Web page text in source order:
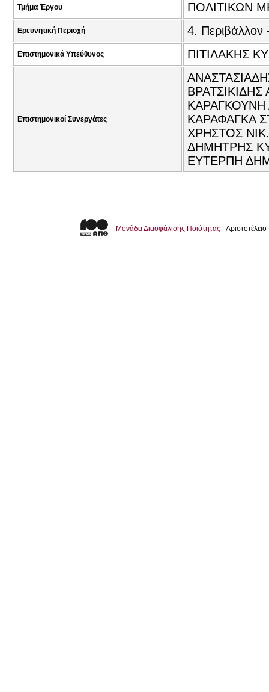
Τμήμα Έργου ΠΟΛΙΤΙΚΩΝ
Ερευνητική Περιοχή 4. Περιβάλλον
Επιστημονικά Υπεύθυνος ΠΙΤΙΛΑΚΗΣ
Επιστημονικοί Συνεργάτες
ΚΑΡΑΓΚΟΥΝΗ
ΚΑΡΑΦΑΓΚΑ
ΧΡΗΣΤΟΣ
ΔΗΜΗΤΡΗΣ
ΕΥΤΕΡΠΗ
Μονάδα Διασφάλισης Ποιότητας -